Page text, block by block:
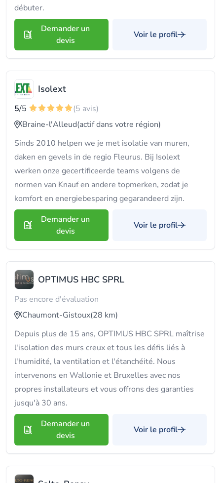
débuter.
Demander un
devis
Voir le profil
Isolext
5/5
(5 avis)
Braine-l'Alleud(actif dans votre région)
Sinds 2010 helpen we je met isolatie van muren,
daken en gevels in de regio Fleurus. Bij Isolext
werken onze gecertificeerde teams volgens de
normen van Knauf en andere topmerken, zodat je
komfort en energiebesparing gegarandeerd zijn.
Demander un
devis
Voir le profil
OPTIMUS HBC SPRL
Pas encore d'évaluation
Chaumont-Gistoux(28 km)
Depuis plus de 15 ans, OPTIMUS HBC SPRL maîtrise
l'isolation des murs creux et tous les défis liés à
l'humidité, la ventilation et l'étanchéité. Nous
intervenons en Wallonie et Bruxelles avec nos
propres installateurs et vous offrons des garanties
jusqu'à 30 ans.
Demander un
devis
Voir le profil